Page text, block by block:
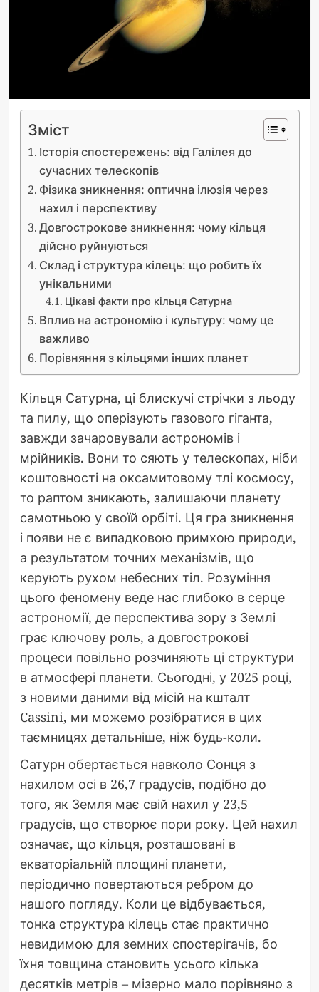
Зміст
Історія спостережень: від Галілея до
сучасних телескопів
Фізика зникнення: оптична ілюзія через
нахил і перспективу
Довгострокове зникнення: чому кільця
дійсно руйнуються
Склад і структура кілець: що робить їх
унікальними
Цікаві факти про кільця Сатурна
Вплив на астрономію і культуру: чому це
важливо
Порівняння з кільцями інших планет
Кільця Сатурна, ці блискучі стрічки з льоду
та пилу, що оперізують газового гіганта,
завжди зачаровували астрономів і
мрійників. Вони то сяють у телескопах, ніби
коштовності на оксамитовому тлі космосу,
то раптом зникають, залишаючи планету
самотньою у своїй орбіті. Ця гра зникнення
і появи не є випадковою примхою природи,
а результатом точних механізмів, що
керують рухом небесних тіл. Розуміння
цього феномену веде нас глибоко в серце
астрономії, де перспектива зору з Землі
грає ключову роль, а довгострокові
процеси повільно розчиняють ці структури
в атмосфері планети. Сьогодні, у 2025 році,
з новими даними від місій на кшталт
Cassini, ми можемо розібратися в цих
таємницях детальніше, ніж будь-коли.
Сатурн обертається навколо Сонця з
нахилом осі в 26,7 градусів, подібно до
того, як Земля має свій нахил у 23,5
градусів, що створює пори року. Цей нахил
означає, що кільця, розташовані в
екваторіальній площині планети,
періодично повертаються ребром до
нашого погляду. Коли це відбувається,
тонка структура кілець стає практично
невидимою для земних спостерігачів, бо
їхня товщина становить усього кілька
десятків метрів – мізерно мало порівняно з